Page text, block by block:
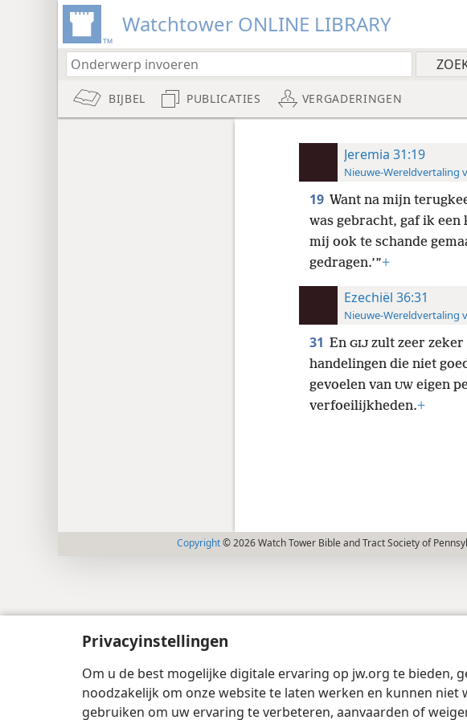
Privacyinstellingen
Om u de best mogelijke digitale ervaring op jw.org te bieden,
noodzakelijk om onze website te laten werken en kunnen
gebruiken om uw ervaring te verbeteren, aanvaarden of
Watchtower ONLINE LIBRARY
BIJBEL PUBLICATIES VERGADERINGEN
Jeremia 31:19
Nieuwe-Wereldvertaling
19 Want na mijn
was gebracht, gaf ik een
mij ook te schande
gedragen.’”+
Ezechiël 36:31
Nieuwe-Wereldvertaling
31 En GIJzult zeer zeker
handelingen die niet
gevoelen van UWeigen
verfoeilijkheden.+
Copyright© 2026 Watch Tower Bible and Tract Society of